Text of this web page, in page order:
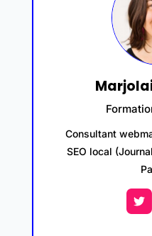
Consultant
SEO local